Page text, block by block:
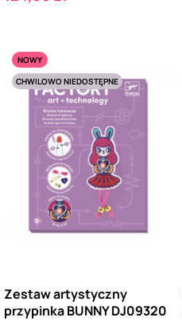
NOWY
CHWILOWO NIEDOSTĘPNE
Zestaw artystyczny
przypinka BUNNY DJ09320